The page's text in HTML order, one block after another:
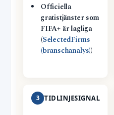
Officiella
gratistjänster som
FIFA+ är lagliga
(SelectedFirms
(branschanalys))
3 TIDLINJESIGNAL